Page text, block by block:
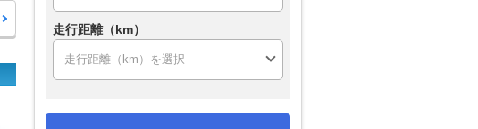
走行距離（km）